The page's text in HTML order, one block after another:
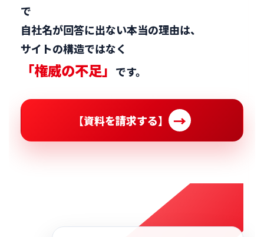
で
自社名が回答に出ない本当の理由は、
サイトの構造ではなく
「権威の不足」 です。
【資料を請求する】